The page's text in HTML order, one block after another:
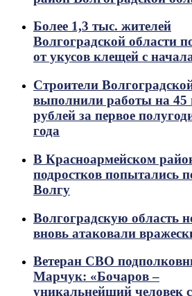
Более 1,3 тыс. жителей
Волгоградской области
от укусов клещей с
Строители
выполнили работы на 45
рублей за первое
года
В Красноармейском
подростков попытались
Волгу
Волгоградскую область
вновь атаковали
Ветеран СВО
Марчук: «Бочаров –
уникальнейший человек с